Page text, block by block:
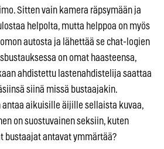
Sitten vain kamera räpsymään ja
helpolta, mutta helppoa on myös
autosta ja lähettää se chat-logien
on omat haasteensa,
ahdistettu lastenahdistelija saattaa
siinä missä bustaajakin.
antaa aikuisille äijille sellaista kuvaa,
on suostuvainen seksiin, kuten
bustaajat antavat ymmärtää?